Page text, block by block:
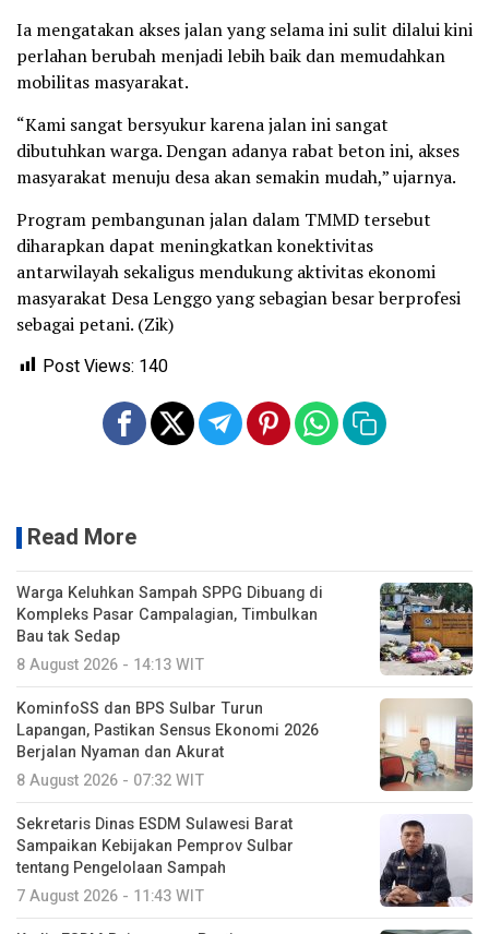
Ia mengatakan akses jalan yang selama ini sulit dilalui kini
perlahan berubah menjadi lebih baik dan memudahkan
mobilitas masyarakat.
“Kami sangat bersyukur karena jalan ini sangat
dibutuhkan warga. Dengan adanya rabat beton ini, akses
masyarakat menuju desa akan semakin mudah,” ujarnya.
Program pembangunan jalan dalam TMMD tersebut
diharapkan dapat meningkatkan konektivitas
antarwilayah sekaligus mendukung aktivitas ekonomi
masyarakat Desa Lenggo yang sebagian besar berprofesi
sebagai petani. (Zik)
Post Views: 140
Read More
Warga Keluhkan Sampah SPPG Dibuang di
Kompleks Pasar Campalagian, Timbulkan
Bau tak Sedap
8 August 2026 - 14:13 WIT
KominfoSS dan BPS Sulbar Turun
Lapangan, Pastikan Sensus Ekonomi 2026
Berjalan Nyaman dan Akurat
8 August 2026 - 07:32 WIT
Sekretaris Dinas ESDM Sulawesi Barat
Sampaikan Kebijakan Pemprov Sulbar
tentang Pengelolaan Sampah
7 August 2026 - 11:43 WIT